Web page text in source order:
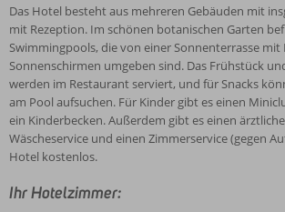
Das Hotel besteht aus mehreren Gebäuden mit
mit Rezeption. Im schönen botanischen Garten
Swimmingpools, die von einer Sonnenterrasse mit
Sonnenschirmen umgeben sind. Das Frühstück
werden im Restaurant serviert, und für Snacks
am Pool aufsuchen. Für Kinder gibt es einen
ein Kinderbecken. Außerdem gibt es einen
Wäscheservice und einen Zimmerservice (gegen
Hotel kostenlos.
Ihr Hotelzimmer: